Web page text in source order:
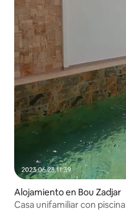
Alojamiento en Bou Zadjar
Casa unifamiliar con piscina